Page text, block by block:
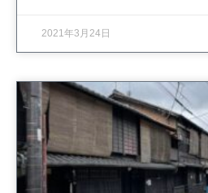
2021年3月24日